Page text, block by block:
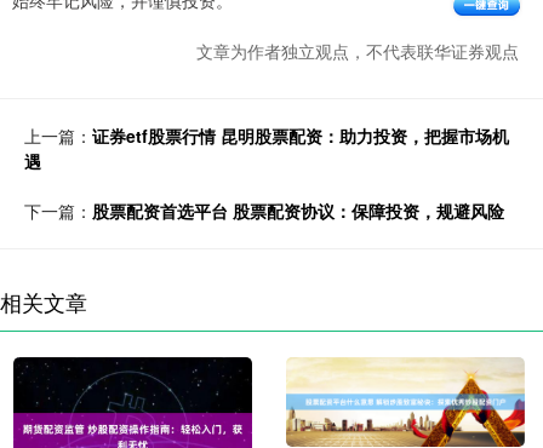
文章为作者独立观点，不代表联华证券观点
上一篇： 证券etf股票行情 昆明股票配资：助力投资，把握市场机
遇
下一篇： 股票配资首选平台 股票配资协议：保障投资，规避风险
相关文章